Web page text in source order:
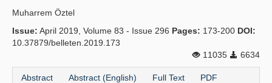
Muharrem Öztel
Issue: April 2019, Volume 83 - Issue 296 Pages: 173-200 DOI:
10.37879/belleten.2019.173
11035
6634
Abstract Abstract (English) Full Text PDF